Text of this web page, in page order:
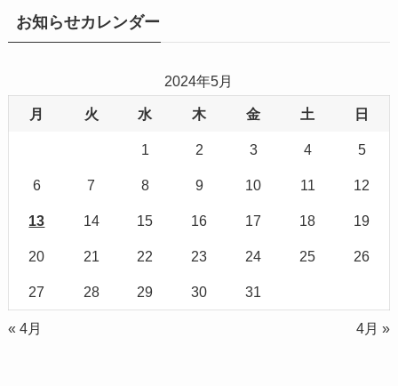
お知らせカレンダー
2024年5月
月 火 水 木 金 土 日
1 2 3 4 5
6 7 8 9 10 11 12
13 14 15 16 17 18 19
20 21 22 23 24 25 26
27 28 29 30 31
« 4月 4月 »